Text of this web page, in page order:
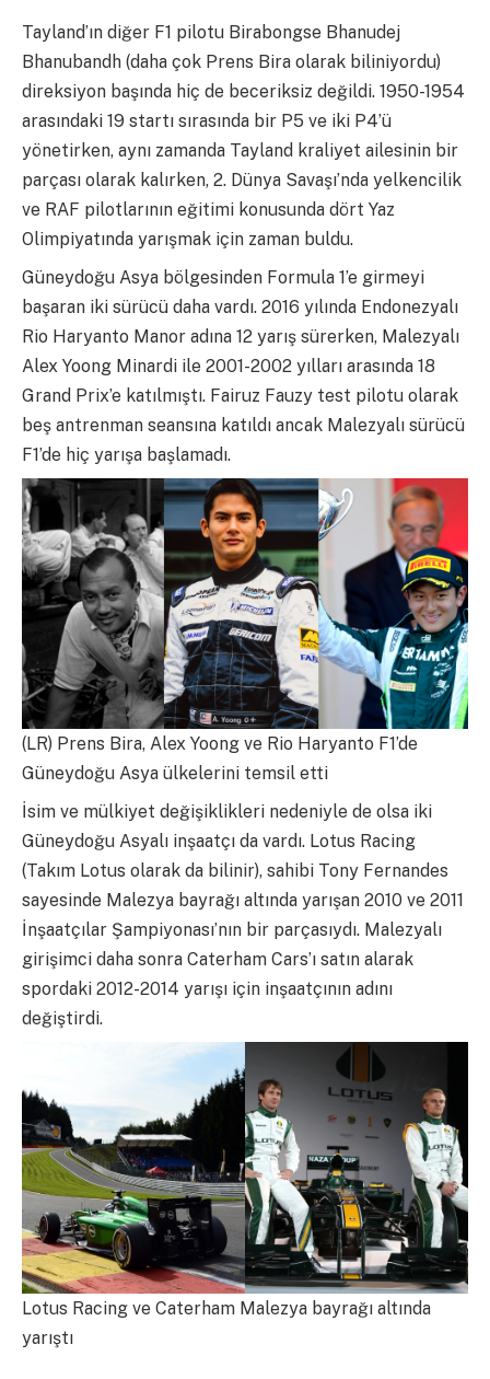
Tayland’ın diğer F1 pilotu Birabongse Bhanudej
Bhanubandh (daha çok Prens Bira olarak biliniyordu)
direksiyon başında hiç de beceriksiz değildi. 1950-1954
arasındaki 19 startı sırasında bir P5 ve iki P4’ü
yönetirken, aynı zamanda Tayland kraliyet ailesinin bir
parçası olarak kalırken, 2. Dünya Savaşı’nda yelkencilik
ve RAF pilotlarının eğitimi konusunda dört Yaz
Olimpiyatında yarışmak için zaman buldu.
Güneydoğu Asya bölgesinden Formula 1’e girmeyi
başaran iki sürücü daha vardı. 2016 yılında Endonezyalı
Rio Haryanto Manor adına 12 yarış sürerken, Malezyalı
Alex Yoong Minardi ile 2001-2002 yılları arasında 18
Grand Prix’e katılmıştı. Fairuz Fauzy test pilotu olarak
beş antrenman seansına katıldı ancak Malezyalı sürücü
F1’de hiç yarışa başlamadı.
(LR) Prens Bira, Alex Yoong ve Rio Haryanto F1’de
Güneydoğu Asya ülkelerini temsil etti
İsim ve mülkiyet değişiklikleri nedeniyle de olsa iki
Güneydoğu Asyalı inşaatçı da vardı. Lotus Racing
(Takım Lotus olarak da bilinir), sahibi Tony Fernandes
sayesinde Malezya bayrağı altında yarışan 2010 ve 2011
İnşaatçılar Şampiyonası’nın bir parçasıydı. Malezyalı
girişimci daha sonra Caterham Cars’ı satın alarak
spordaki 2012-2014 yarışı için inşaatçının adını
değiştirdi.
Lotus Racing ve Caterham Malezya bayrağı altında
yarıştı